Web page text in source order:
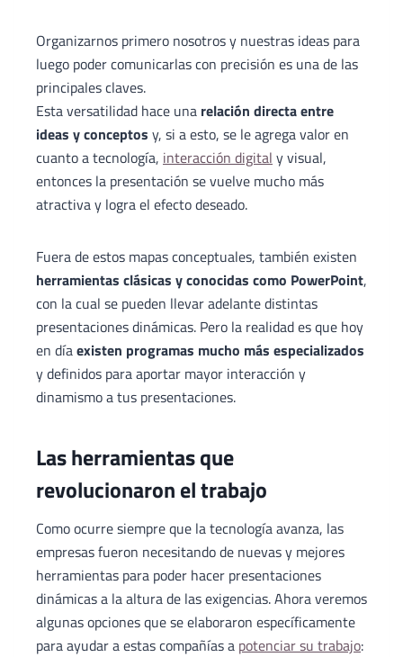
Organizarnos primero nosotros y nuestras ideas para
luego poder comunicarlas con precisión es una de las
principales claves.
Esta versatilidad hace una relación directa entre
ideas y conceptos y, si a esto, se le agrega valor en
cuanto a tecnología, interacción digital y visual,
entonces la presentación se vuelve mucho más
atractiva y logra el efecto deseado.
Fuera de estos mapas conceptuales, también existen
herramientas clásicas y conocidas como PowerPoint,
con la cual se pueden llevar adelante distintas
presentaciones dinámicas. Pero la realidad es que hoy
en díaexisten programas mucho más especializados
y definidos para aportar mayor interacción y
dinamismo a tus presentaciones.
Las herramientas que
revolucionaron el trabajo
Como ocurre siempre que la tecnología avanza, las
empresas fueron necesitando de nuevas y mejores
herramientas para poder hacer presentaciones
dinámicas a la altura de las exigencias. Ahora veremos
algunas opciones que se elaboraron específicamente
para ayudar a estas compañías a potenciar su trabajo: